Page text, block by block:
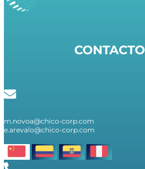
CONTACTO
m.novoa@chico-corp.com
e.arevalo@chico-corp.com